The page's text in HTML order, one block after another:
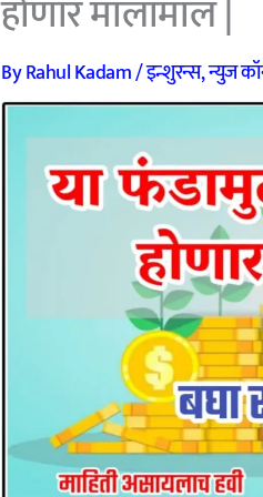
होणार मालामाल |
ByRahul Kadam/इन्शुरन्स,न्युज